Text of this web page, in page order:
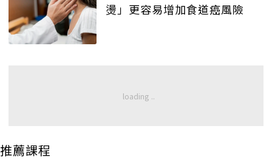
燙」更容易增加食道癌風險
推薦課程